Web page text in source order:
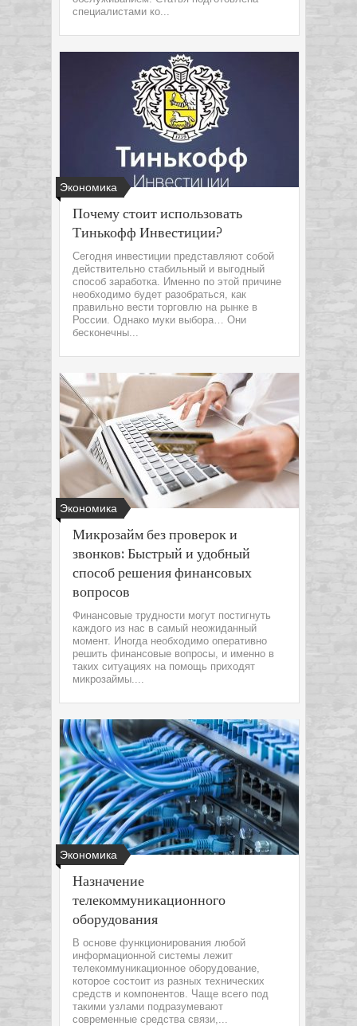
специалистами ко...
Экономика
Почему стоит использовать
Тинькофф Инвестиции?
Сегодня инвестиции представляют собой
действительно стабильный и выгодный
способ заработка. Именно по этой причине
необходимо будет разобраться, как
правильно вести торговлю на рынке в
России. Однако муки выбора… Они
бесконечны...
Экономика
Микрозайм без проверок и
звонков: Быстрый и удобный
способ решения финансовых
вопросов
Финансовые трудности могут постигнуть
каждого из нас в самый неожиданный
момент. Иногда необходимо оперативно
решить финансовые вопросы, и именно в
таких ситуациях на помощь приходят
микрозаймы....
Экономика
Назначение
телекоммуникационного
оборудования
В основе функционирования любой
информационной системы лежит
телекоммуникационное оборудование,
которое состоит из разных технических
средств и компонентов. Чаще всего под
такими узлами подразумевают
современные средства связи,...